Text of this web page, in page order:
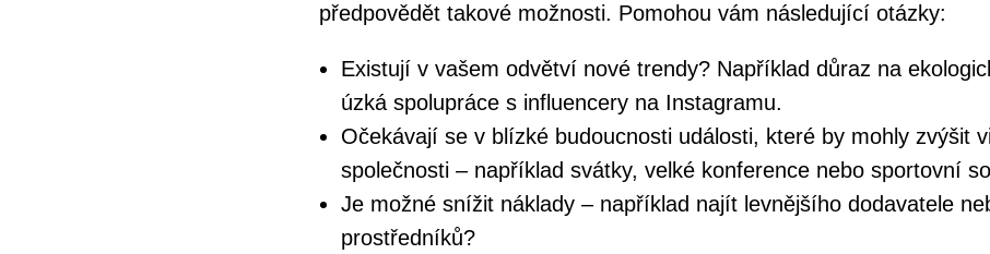
předpovědět takové možnosti. Pomohou vám následující otázky:
Existují v vašem odvětví nové trendy? Například důraz na
úzká spolupráce s influencery na Instagramu.
Očekávají se v blízké budoucnosti události, které by mohly zvýšit
společnosti – například svátky, velké konference nebo sportovní
Je možné snížit náklady – například najít levnějšího dodavatele
prostředníků?